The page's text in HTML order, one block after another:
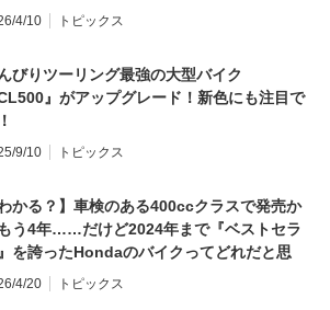
らず／CB1000F ①第一印象 編】
4/10 トピックス
びりツーリング最強の大型バイク
CL500』がアップグレード！新色にも注目で
9/10 トピックス
わかる？】車検のある400ccクラスで発売か
う4年……だけど2024年まで『ベストセラ
を誇ったHondaのバイクってどれだと思
4/20 トピックス